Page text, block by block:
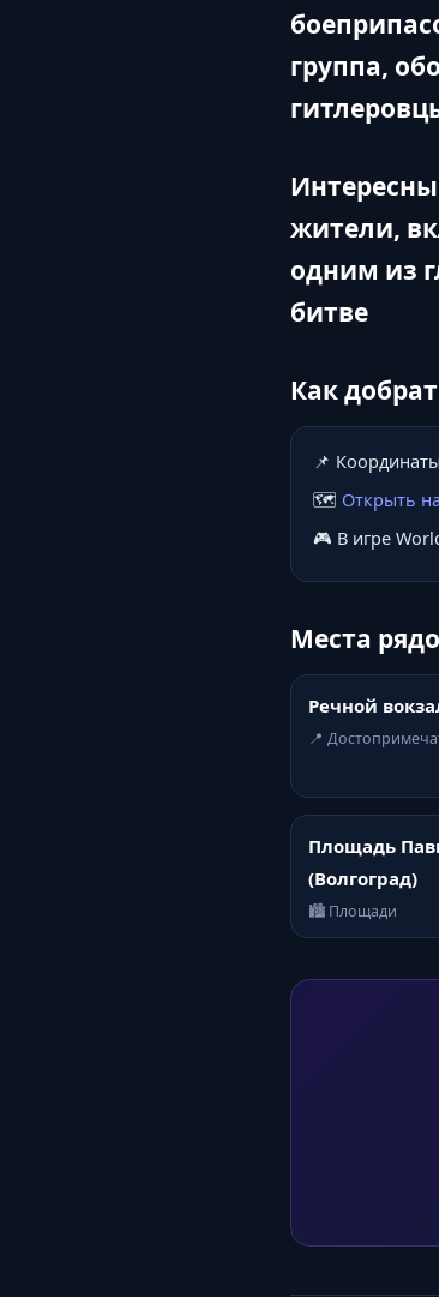
группа,
жители,
одним из
битве
Как
📌
🗺️ Открыть
🎮 В игре
Места
Речной
📍
Площадь
(Волгоград)
🏙️ Площади